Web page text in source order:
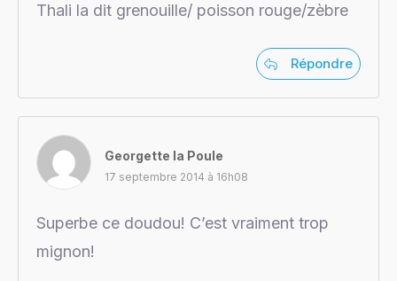
Thali la dit grenouille/ poisson rouge/zèbre
Répondre
Georgette la Poule
17 septembre 2014 à 16h08
Superbe ce doudou! C’est vraiment trop
mignon!